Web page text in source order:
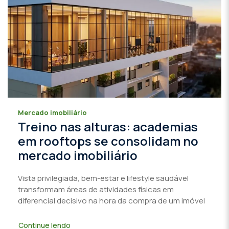
Mercado imobiliário
Treino nas alturas: academias
em rooftops se consolidam no
mercado imobiliário
Vista privilegiada, bem-estar e lifestyle saudável
transformam áreas de atividades físicas em
diferencial decisivo na hora da compra de um imóvel
Continue lendo